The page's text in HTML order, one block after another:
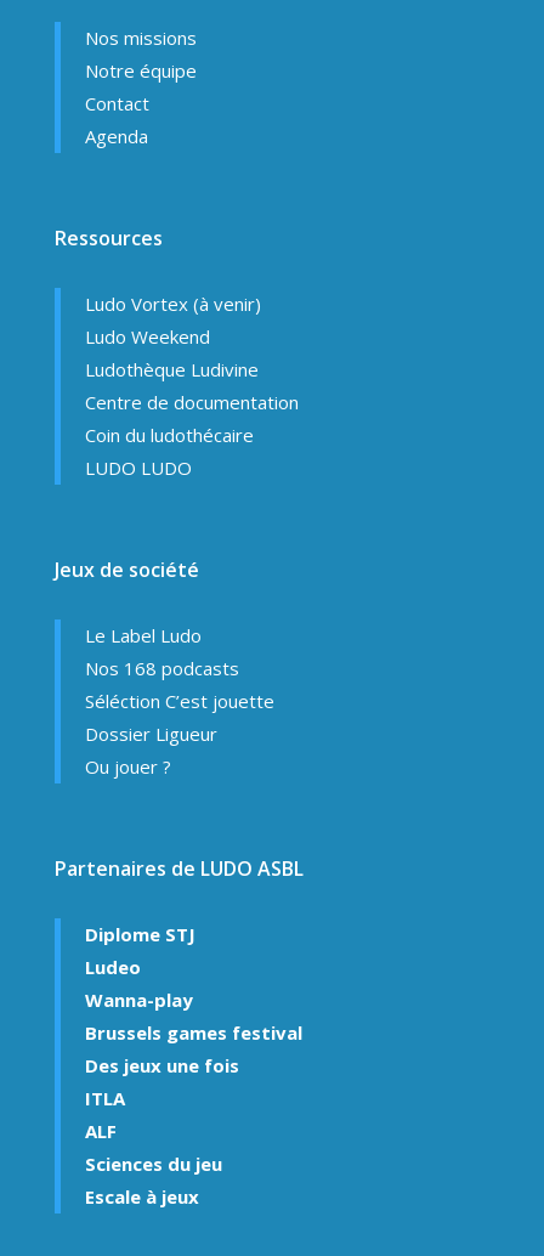
Nos missions
Notre équipe
Contact
Agenda
Ressources
Ludo Vortex (à venir)
Ludo Weekend
Ludothèque Ludivine
Centre de documentation
Coin du ludothécaire
LUDO LUDO
Jeux de société
Le Label Ludo
Nos 168 podcasts
Séléction C’est jouette
Dossier Ligueur
Ou jouer ?
Partenaires de LUDO ASBL
Diplome STJ
Ludeo
Wanna-play
Brussels games festival
Des jeux une fois
ITLA
ALF
Sciences du jeu
Escale à jeux